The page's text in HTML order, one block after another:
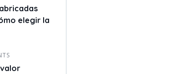
elegir la
valor